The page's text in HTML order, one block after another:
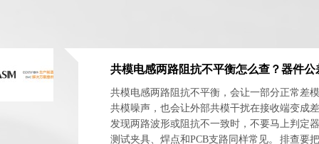
共模电感两路阻抗不平衡，会让一部分正常差
共模噪声，也会让外部共模干扰在接收端变成
发现两路波形或阻抗不一致时，不要马上判定
测试夹具、焊点和PCB支路同样常见。 排查要